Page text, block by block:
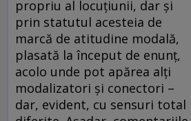
propriu al locuțiunii, dar și
prin statutul acesteia de
marcă de atitudine modală,
plasată la început de enunț,
acolo unde pot apărea alți
modalizatori și conectori –
dar, evident, cu sensuri total